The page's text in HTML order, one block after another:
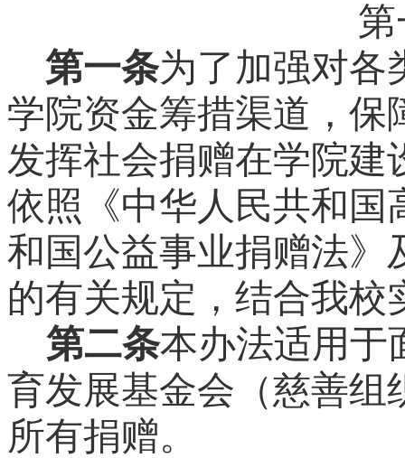
第
第一条为了加强对各
学院资金筹措渠道，保
发挥社会捐赠在学院建
依照《中华人民共和国
和国公益事业捐赠法》
的有关规定，结合我校
第二条本办法适用于
育发展基金会（慈善组
所有捐赠。